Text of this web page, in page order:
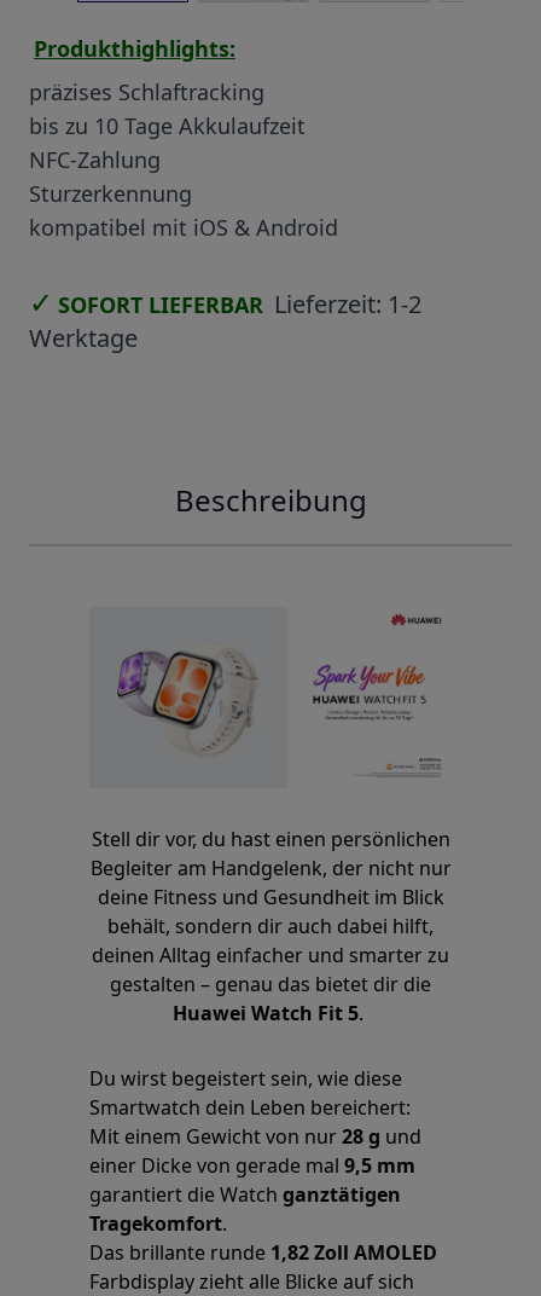
Produkthighlights:
präzises Schlaftracking
bis zu 10 Tage Akkulaufzeit
NFC-Zahlung
Sturzerkennung
kompatibel mit iOS & Android
✓ SOFORT LIEFERBAR Lieferzeit: 1-2
Werktage
Beschreibung
Stell dir vor, du hast einen persönlichen
Begleiter am Handgelenk, der nicht nur
deine Fitness und Gesundheit im Blick
behält, sondern dir auch dabei hilft,
deinen Alltag einfacher und smarter zu
gestalten – genau das bietet dir die
Huawei Watch Fit 5.
Du wirst begeistert sein, wie diese
Smartwatch dein Leben bereichert:
Mit einem Gewicht von nur28 g und
einer Dicke von gerade mal 9,5 mm
garantiert die Watch ganztätigen
Tragekomfort.
Das brillante runde 1,82 Zoll AMOLED
Farbdisplay zieht alle Blicke auf sich